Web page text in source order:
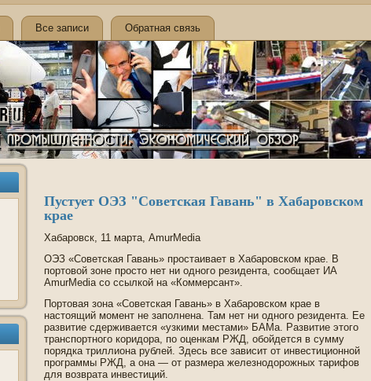
Все записи Обратная связь
Пустует ОЭЗ "Сове­тская Гавань" в Хабаровском
крае
Хабаровск, 11 марта, AmurMedia
ОЭЗ «Сове­тская Гавань» простаивает в Хабаровском крае. В
портовой зоне просто нет ни одного резиде­нта, сообщает ИА
AmurMedia со ссылкой на «Коммерсант».
Портовая зона «Сове­тская Гавань» в Хабаровском крае в
настоящий момент не заполнена. Там нет ни одного резиде­нта. Ее
развитие сде­рживается «узкими местами» БАМа. Развитие этого
транспортного коридора, по оценкам РЖД, обойде­тся в сумму
порядка триллиона рублей. Зде­сь все зависит от инве­стиционной
программы РЖД, а она — от размера железнодорожных тарифов
для возврата инве­стиций.